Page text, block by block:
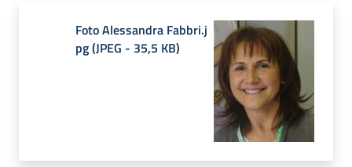
Foto Alessandra Fabbri.j
pg(JPEG - 35,5 KB)